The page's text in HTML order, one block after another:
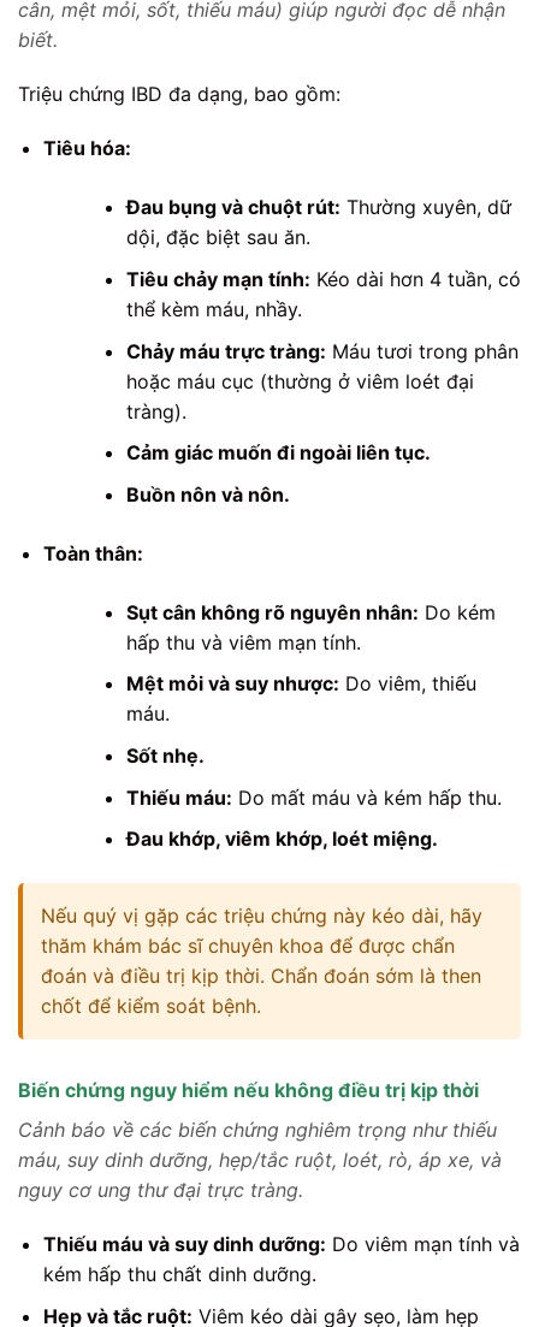
cân, mệt mỏi, sốt, thiếu máu) giúp người đọc dễ nhận
biết.
Triệu chứng IBD đa dạng, bao gồm:
Tiêu hóa:
Đau bụng và chuột rút: Thường xuyên, dữ
dội, đặc biệt sau ăn.
Tiêu chảy mạn tính: Kéo dài hơn 4 tuần, có
thể kèm máu, nhầy.
Chảy máu trực tràng: Máu tươi trong phân
hoặc máu cục (thường ở viêm loét đại
tràng).
Cảm giác muốn đi ngoài liên tục.
Buồn nôn và nôn.
Toàn thân:
Sụt cân không rõ nguyên nhân: Do kém
hấp thu và viêm mạn tính.
Mệt mỏi và suy nhược: Do viêm, thiếu
máu.
Sốt nhẹ.
Thiếu máu: Do mất máu và kém hấp thu.
Đau khớp, viêm khớp, loét miệng.
Nếu quý vị gặp các triệu chứng này kéo dài, hãy
thăm khám bác sĩ chuyên khoa để được chẩn
đoán và điều trị kịp thời. Chẩn đoán sớm là then
chốt để kiểm soát bệnh.
Biến chứng nguy hiểm nếu không điều trị kịp thời
Cảnh báo về các biến chứng nghiêm trọng như thiếu
máu, suy dinh dưỡng, hẹp/tắc ruột, loét, rò, áp xe, và
nguy cơ ung thư đại trực tràng.
Thiếu máu và suy dinh dưỡng: Do viêm mạn tính và
kém hấp thu chất dinh dưỡng.
Hẹp và tắc ruột: Viêm kéo dài gây sẹo, làm hẹp